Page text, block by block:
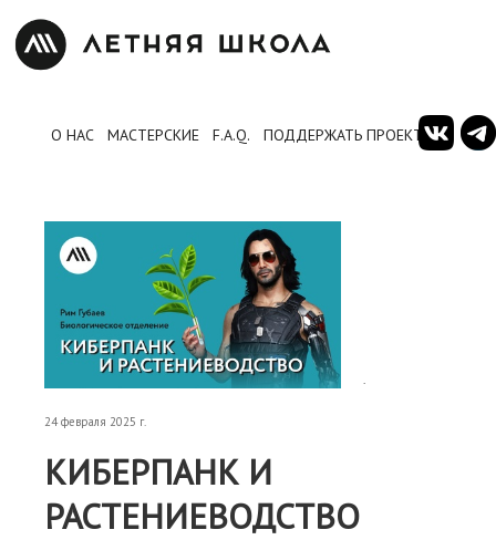
О НАС МАСТЕРСКИЕ F.A.Q. ПОДДЕРЖАТЬ ПРОЕКТ
.
24 февраля 2025 г.
КИБЕРПАНК И
РАСТЕНИЕВОДСТВО